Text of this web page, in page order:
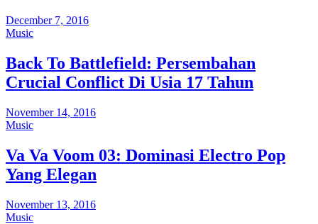
December 7, 2016
Music
Back To Battlefield: Persembahan
Crucial Conflict Di Usia 17 Tahun
November 14, 2016
Music
Va Va Voom 03: Dominasi Electro Pop
Yang Elegan
November 13, 2016
Music